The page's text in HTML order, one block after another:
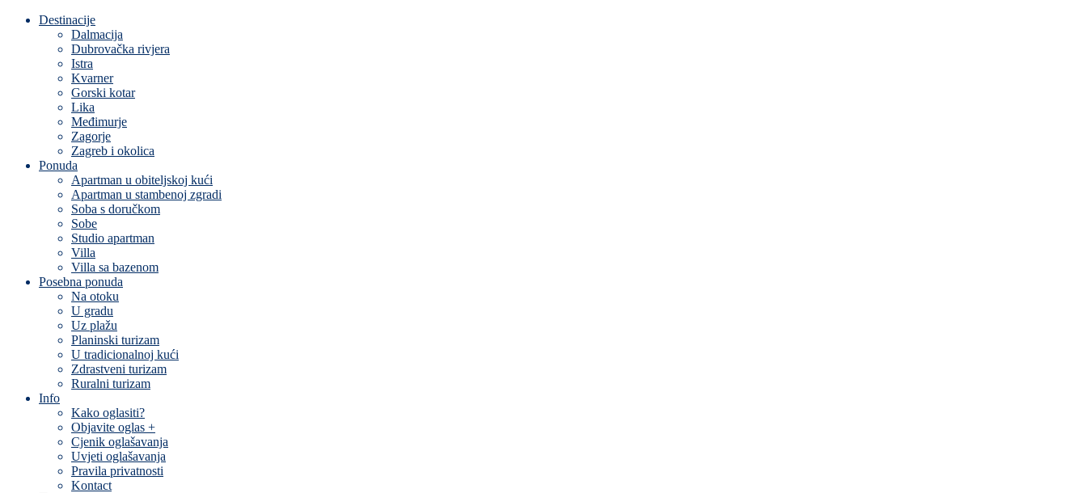
Destinacije
Dalmacija
Dubrovačka rivjera
Istra
Kvarner
Gorski kotar
Lika
Međimurje
Zagorje
Zagreb i okolica
Ponuda
Apartman u obiteljskoj kući
Apartman u stambenoj zgradi
Soba s doručkom
Sobe
Studio apartman
Villa
Villa sa bazenom
Posebna ponuda
Na otoku
U gradu
Uz plažu
Planinski turizam
U tradicionalnoj kući
Zdrastveni turizam
Ruralni turizam
Info
Kako oglasiti?
Objavite oglas +
Cjenik oglašavanja
Uvjeti oglašavanja
Pravila privatnosti
Kontact